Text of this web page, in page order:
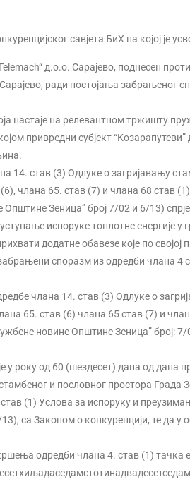
савјета БиХ на којој је
д.о.о. Сарајево, поднесен
ради постојања забрањеног
настаје на релевантном тржишту
привредни субјект
14. став (3) Одлуке о загријавању
члана 65. став (7) и члана 68 став
Зеница” број 7/02 и 6/13)
испоруке топлотне енергије
додатне обавезе које по својој
споразм из одредби члана 4
члана 14. став (3) Одлуке о
65. став (6) члана 65 став (7) и
новине Општине Зеница” број:
у року од 60 (шездесет) дана од дана
и пословног простора Града
(1) Услова за испоруку и
са Законом о конкуренцији, те да у
одредби члана 4. став (1) тачка